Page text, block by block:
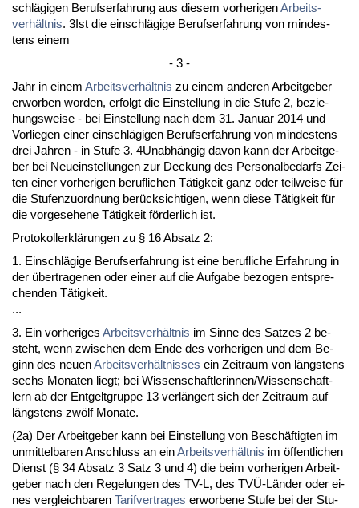
schlägi­gen Be­rufs­er­fah­rung aus die­sem vor­he­ri­genAr­beits­
verhält­nis. 3Ist die ein­schlägi­ge Be­rufs­er­fah­rung von min­des­
tens ei­nem
- 3 -
Jahr in ei­nem Ar­beits­verhält­nis zu ei­nem an­de­ren Ar­beit­ge­ber
er­wor­ben wor­den, er­folgt die Ein­stel­lung in die Stu­fe 2, be­zie­
hungs­wei­se - bei Ein­stel­lung nach dem 31. Ja­nu­ar 2014 und
Vor­lie­gen ei­ner ein­schlägi­gen Be­rufs­er­fah­rung von min­des­tens
drei Jah­ren - in Stu­fe 3. 4Unabhängig da­von kann der Ar­beit­ge­
ber bei Neu­ein­stel­lun­gen zur De­ckung des Per­so­nal­be­darfs Zei­
ten ei­ner vor­he­ri­gen be­ruf­li­chen Tätig­keit ganz oder teil­wei­se für
die Stu­fen­zu­ord­nung berück­sich­ti­gen, wenn die­se Tätig­keit für
die vor­ge­se­he­ne Tätig­keit förder­lich ist.
Pro­to­kollerklärun­gen zu § 16 Ab­satz 2:
1. Ein­schlägi­ge Be­rufs­er­fah­rung ist ei­ne be­ruf­li­che Er­fah­rung in
der über­tra­ge­nen oder ei­ner auf die Auf­ga­be be­zo­gen ent­spre­
chen­den Tätig­keit.
...
3. Ein vor­he­ri­ges Ar­beits­verhält­nis im Sin­ne des Sat­zes 2 be­
steht, wenn zwi­schen dem En­de des vor­he­ri­gen und dem Be­
ginn des neu­enAr­beits­verhält­nis­ses ein Zeit­raum von längs­tens
sechs Mo­na­ten liegt; bei Wis­sen­schaft­le­rin­nen/Wis­sen­schaft­
lern ab der Ent­gelt­grup­pe 13 verlängert sich der Zeit­raum auf
längs­tens zwölf Mo­na­te.
(2a) Der Ar­beit­ge­ber kann bei Ein­stel­lung von Beschäftig­ten im
un­mit­tel­ba­ren An­schluss an einAr­beits­verhält­nis im öffent­li­chen
Dienst (§ 34 Ab­satz 3 Satz 3 und 4) die beim vor­he­ri­gen Ar­beit­
ge­ber nach den Re­ge­lun­gen des TV-L, des TVÜ-Länder oder ei­
nes ver­gleich­ba­ren Ta­rif­ver­tra­ges er­wor­be­ne Stu­fe bei der Stu­